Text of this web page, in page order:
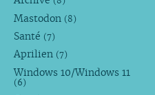
Mastodon (8)
Santé (7)
Aprilien (7)
Windows 10/Windows 11
(6)